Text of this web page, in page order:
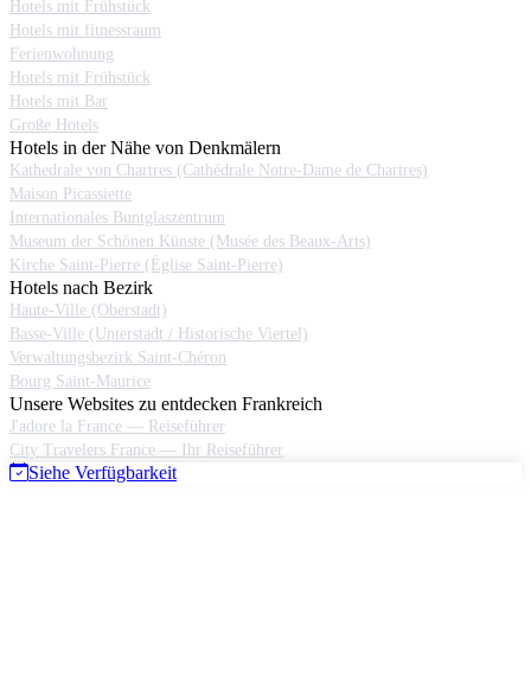
Hotels mit Frühstück
Hotels mit fitnessraum
Ferienwohnung
Hotels mit Frühstück
Hotels mit Bar
Große Hotels
Hotels in der Nähe von Denkmälern
Kathedrale von Chartres (Cathédrale Notre-Dame de Chartres)
Maison Picassiette
Internationales Buntglaszentrum
Museum der Schönen Künste (Musée des Beaux-Arts)
Kirche Saint-Pierre (Église Saint-Pierre)
Hotels nach Bezirk
Haute-Ville (Oberstadt)
Basse-Ville (Unterstadt / Historische Viertel)
Verwaltungsbezirk Saint-Chéron
Bourg Saint-Maurice
Unsere Websites zu entdecken Frankreich
J'adore la France — Reiseführer
City Travelers France — Ihr Reiseführer
Siehe Verfügbarkeit